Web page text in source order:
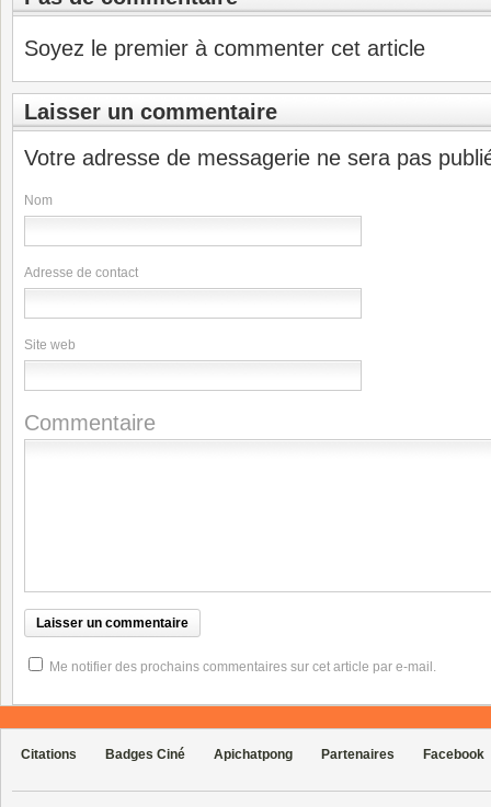
Soyez le premier à commenter cet article
Laisser un commentaire
Votre adresse de messagerie ne sera pas
Nom
Adresse de contact
Site web
Commentaire
Me notifier des prochains commentaires sur cet article par e-mail.
Citations Badges Ciné Apichatpong Partenaires Facebook